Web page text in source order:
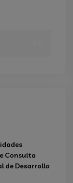
Consulta
de Desarrollo